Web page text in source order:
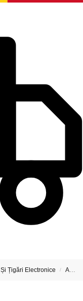
Țigări Electronice / Arome Concentrate Vampire Vape